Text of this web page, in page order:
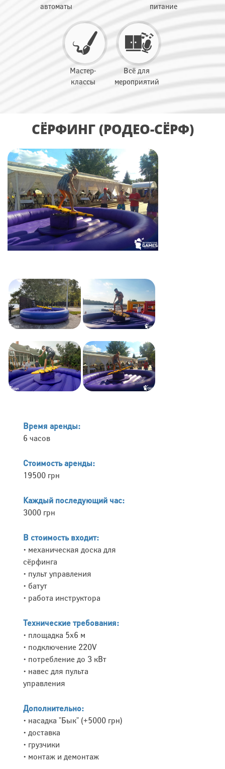
автоматы
питание
Мастер-
классы
Всё для
мероприятий
СЁРФИНГ (РОДЕО-СЁРФ)
Время аренды:
6 часов
Стоимость аренды:
19500 грн
Каждый последующий час:
3000 грн
В стоимость входит:
• механическая доска для
сёрфинга
• пульт управления
• батут
• работа инструктора
Технические требования:
• площадка 5х6 м
• подключение 220V
• потребление до 3 кВт
• навес для пульта
управления
Дополнительно:
• насадка "Бык" (+5000 грн)
• доставка
• грузчики
• монтаж и демонтаж